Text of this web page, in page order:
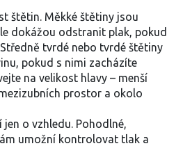
štětin. Měkké štětiny jsou
dokážou odstranit plak, pokud
tvrdé nebo tvrdé štětiny
pokud s nimi zacházíte
na velikost hlavy – menší
prostor a okolo
o vzhledu. Pohodlné,
umožní kontrolovat tlak a